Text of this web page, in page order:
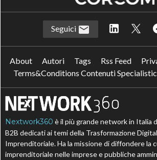
Seguici
About Autori Tags Rss Feed
Terms&Conditions Contenuti
Nextwork360 è il più grande network in Italia
B2B dedicati ai temi della Trasformazione
Imprenditoriale. Ha la missione di diffondere la
imprenditoriale nelle imprese e pubbliche